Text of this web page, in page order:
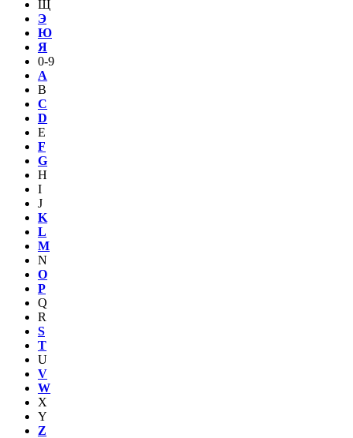
Щ
Э
Ю
Я
0-9
A
B
C
D
E
F
G
H
I
J
K
L
M
N
O
P
Q
R
S
T
U
V
W
X
Y
Z